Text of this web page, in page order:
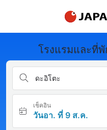
โรงแรมและที่
ดะอิโตะ
เช็คอิน
วันอา. ที่ 9 ส.ค.